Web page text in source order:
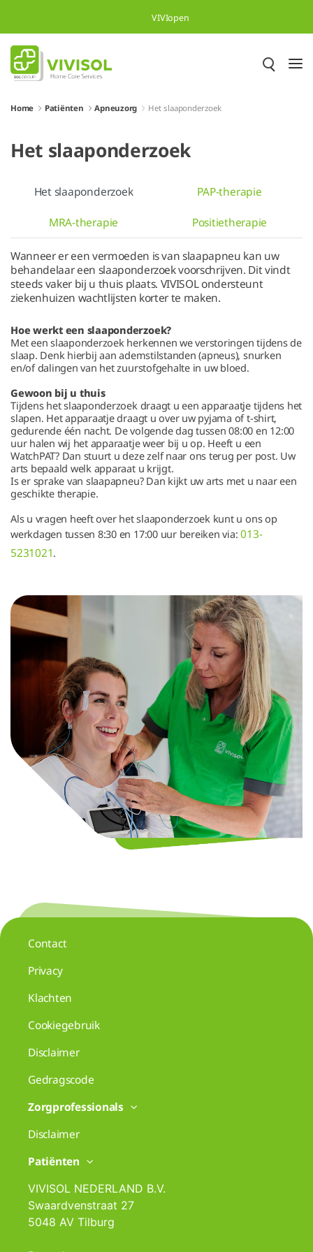
Overslaan en naar hoofdinhoud gaan
VIVIopen
Home Patiënten Apneuzorg Het slaaponderzoek
Het slaaponderzoek
Het slaaponderzoek
PAP-therapie
MRA-therapie
Positietherapie
Wanneer er een vermoeden is van slaapapneu kan uw
behandelaar een slaaponderzoek voorschrijven. Dit vindt
steeds vaker bij u thuis plaats. VIVISOL ondersteunt
ziekenhuizen wachtlijsten korter te maken.
Hoe werkt een slaaponderzoek?
Met een slaaponderzoek herkennen we verstoringen tijdens de
slaap. Denk hierbij aan ademstilstanden (apneus), snurken
en/of dalingen van het zuurstofgehalte in uw bloed.
Gewoon bij u thuis
Tijdens het slaaponderzoek draagt u een apparaatje tijdens het
slapen. Het apparaatje draagt u over uw pyjama of t-shirt,
gedurende één nacht. De volgende dag tussen 08:00 en 12:00
uur halen wij het apparaatje weer bij u op. Heeft u een
WatchPAT? Dan stuurt u deze zelf naar ons terug per post. Uw
arts bepaald welk apparaat u krijgt.
Is er sprake van slaapapneu? Dan kijkt uw arts met u naar een
geschikte therapie.
Als u vragen heeft over het slaaponderzoek kunt u ons op
werkdagen tussen 8:30 en 17:00 uur bereiken via:013-
5231021.
Contact
Privacy
Klachten
Cookiegebruik
Disclaimer
Gedragscode
Zorgprofessionals
Disclaimer
Patiënten
VIVISOL NEDERLAND B.V.
Swaardvenstraat 27
5048 AV Tilburg